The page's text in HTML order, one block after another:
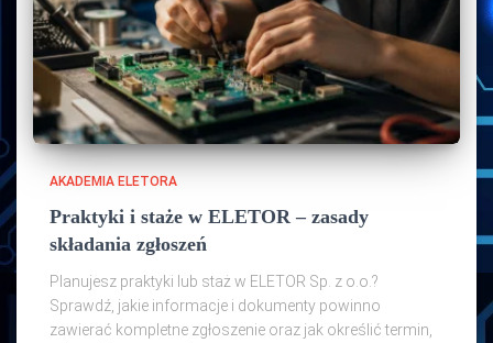
AKADEMIA ELETORA
Praktyki i staże w ELETOR – zasady
składania zgłoszeń
Planujesz praktyki lub staż w ELETOR Sp. z o.o.?
Sprawdź, jakie informacje i dokumenty powinno
zawierać kompletne zgłoszenie oraz jak określić termin,